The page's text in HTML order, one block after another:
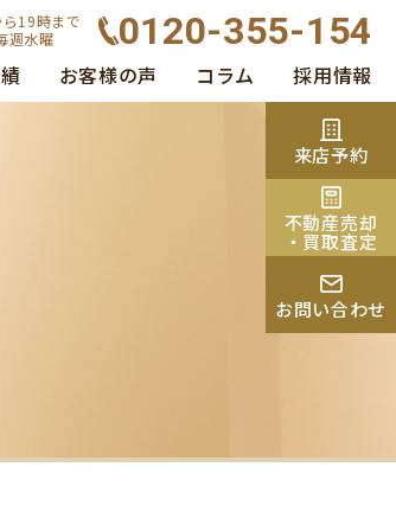
19時まで
週水曜
0120-355-154
お客様の声 コラム 採用情報
来店予約
不動産売却
・買取査定
お問い合わせ